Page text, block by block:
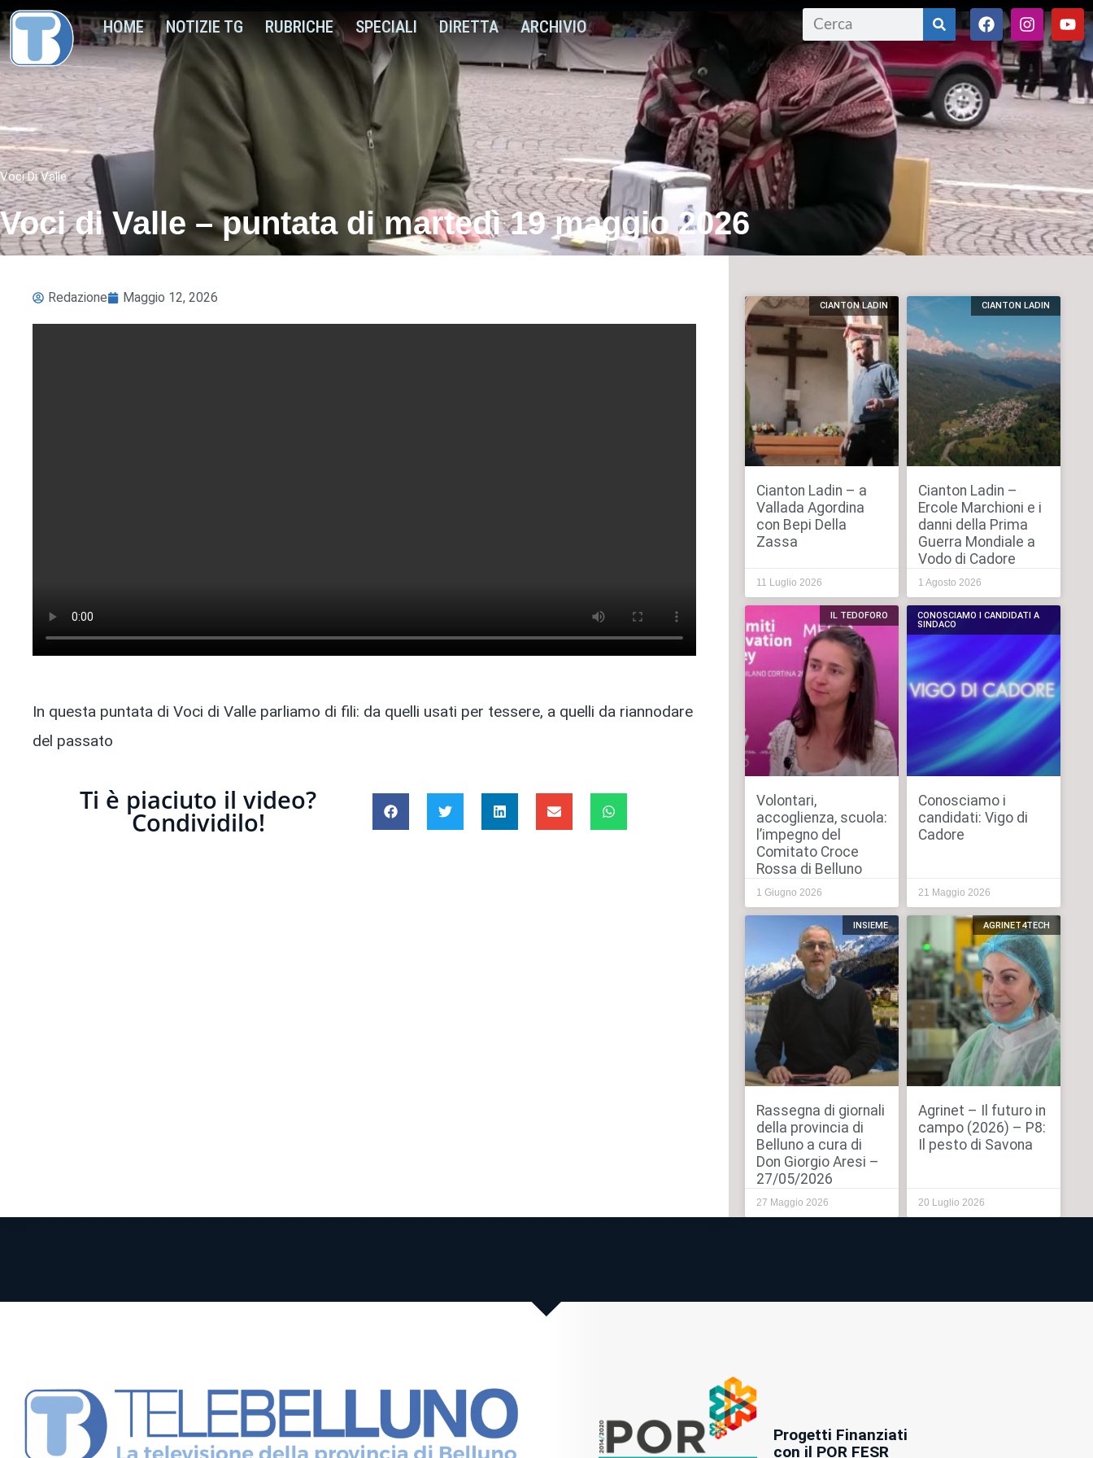
HOME NOTIZIE TG RUBRICHE SPECIALI DIRETTA ARCHIVIO
Voci Di Valle
Voci di Valle – puntata di martedì 19 maggio 2026
Redazione Maggio 12, 2026
In questa puntata di Voci di Valle parliamo di fili: da quelli usati per tessere, a quelli da riannodare
del passato
Ti è piaciuto il video?
Condividilo!
CIANTON LADIN
Cianton Ladin – a
Vallada Agordina
con Bepi Della
Zassa
11 Luglio 2026
CIANTON LADIN
Cianton Ladin –
Ercole Marchioni e i
danni della Prima
Guerra Mondiale a
Vodo di Cadore
1 Agosto 2026
IL TEDOFORO
Volontari,
accoglienza, scuola:
l’impegno del
Comitato Croce
Rossa di Belluno
1 Giugno 2026
CONOSCIAMO I CANDIDATI A
SINDACO
Conosciamo i
candidati: Vigo di
Cadore
21 Maggio 2026
INSIEME
Rassegna di giornali
della provincia di
Belluno a cura di
Don Giorgio Aresi –
27/05/2026
27 Maggio 2026
AGRINET4TECH
Agrinet – Il futuro in
campo (2026) – P8:
Il pesto di Savona
20 Luglio 2026
Progetti Finanziati
con il POR FESR